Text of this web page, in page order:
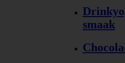
smaak